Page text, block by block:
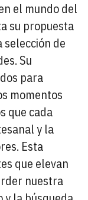
el mundo del
su propuesta
selección de
Su
para
momentos
que cada
y la
Esta
que elevan
nuestra